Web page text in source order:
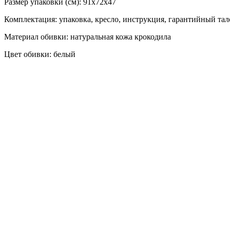
Комплектация: упаковка, кресло, инструкция, гарантийный
Материал обивки: натуральная кожа крокодила
Цвет обивки: белый